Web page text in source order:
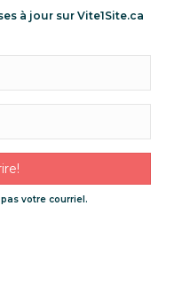
à jour sur Vite1Site.ca
votre courriel.